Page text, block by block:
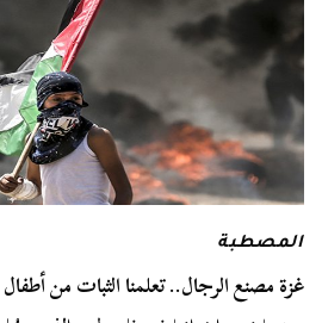
المصطبة
غزة مصنع الرجال.. تعلمنا الثبات من